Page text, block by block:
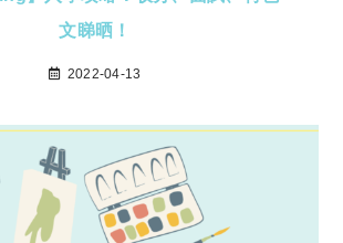
文睇晒！
2022-04-13